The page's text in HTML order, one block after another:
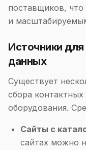
поставщиков, что
и
Источники
данных
Существует
сбора
оборудования.
Сайты с
сайтах можно